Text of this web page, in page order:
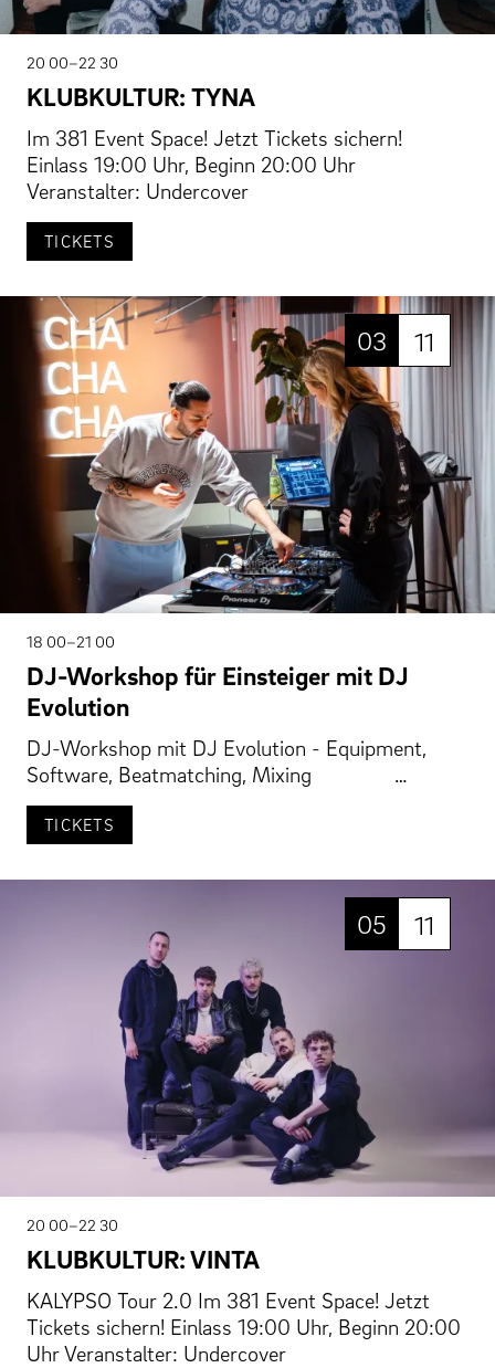
20 00–22 30
KLUBKULTUR: TYNA
Im 381 Event Space! Jetzt Tickets sichern!
Einlass 19:00 Uhr, Beginn 20:00 Uhr
Veranstalter: Undercover
TICKETS
03 11
18 00–21 00
DJ-Workshop für Einsteiger mit DJ
Evolution
DJ-Workshop mit DJ Evolution - Equipment,
Software, Beatmatching, Mixing …
TICKETS
05 11
20 00–22 30
KLUBKULTUR: VINTA
KALYPSO Tour 2.0 Im 381 Event Space! Jetzt
Tickets sichern! Einlass 19:00 Uhr, Beginn 20:00
Uhr Veranstalter: Undercover